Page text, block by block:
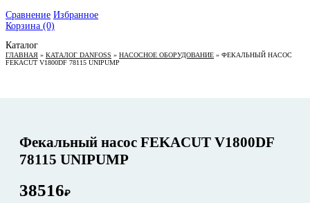
Сравнение Избранное
Корзина (0)
Каталог
ГЛАВНАЯ » КАТАЛОГ DANFOSS » НАСОСНОЕ ОБОРУДОВАНИЕ » ФЕКАЛЬНЫЙ НАСОС
FEKACUT V1800DF 78115 UNIPUMP
Фекальный насос FEKACUT V1800DF
78115 UNIPUMP
38516₽